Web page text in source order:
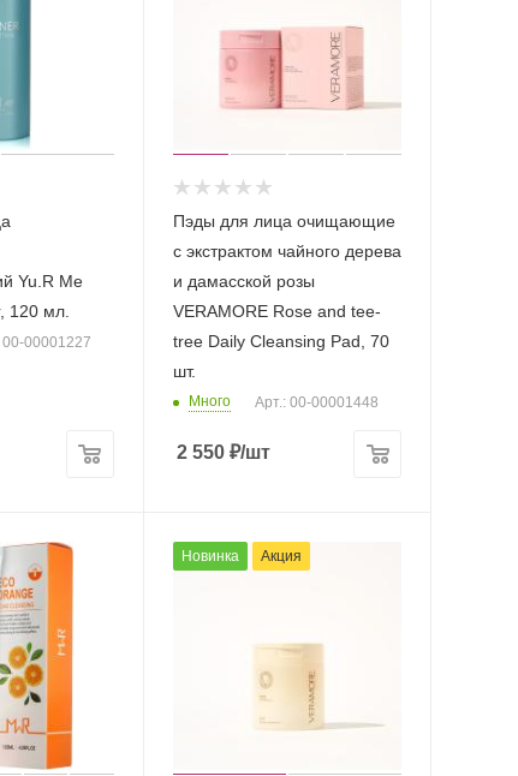
Yu.R Me
120 мл.
00-00001227
Пэды для лица очищающие
с экстрактом чайного дерева
и дамасской розы
VERAMORE Rose and tee-
tree Daily Cleansing Pad, 70
шт.
Много Арт.: 00-00001448
2 550₽/шт
Новинка Акция